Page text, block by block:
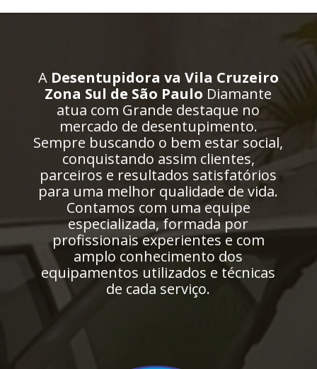
A Desentupidora va Vila Cruzeiro
Zona Sul de São Paulo Diamante
atua com Grande destaque no
mercado de desentupimento.
Sempre buscando o bem estar social,
conquistando assim clientes,
parceiros e resultados satisfatórios
para uma melhor qualidade de vida.
Contamos com uma equipe
especializada, formada por
profissionais experientes e com
amplo conhecimento dos
equipamentos utilizados e técnicas
de cada serviço.